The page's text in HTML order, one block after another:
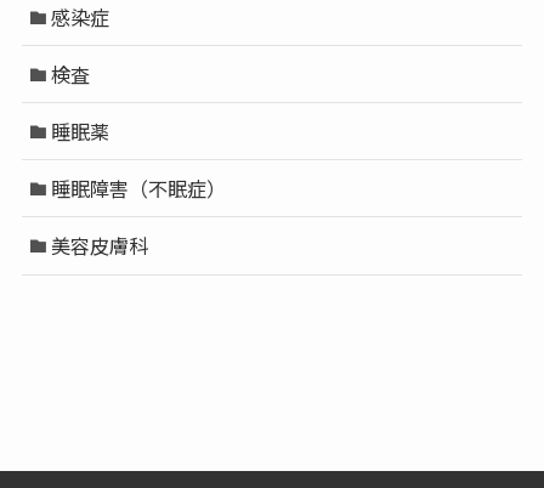
感染症
検査
睡眠薬
睡眠障害（不眠症）
美容皮膚科